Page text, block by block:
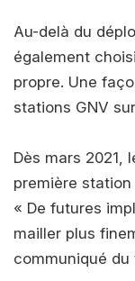
Au-delà du
également
propre. Une
stations GNV
Dès mars 2021,
première
« De futures
mailler plus
communiqué du